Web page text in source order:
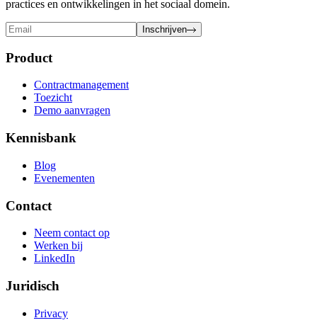
practices en ontwikkelingen in het sociaal domein.
Inschrijven
Product
Contractmanagement
Toezicht
Demo aanvragen
Kennisbank
Blog
Evenementen
Contact
Neem contact op
Werken bij
LinkedIn
Juridisch
Privacy